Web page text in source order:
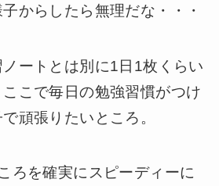
からしたら無理だな・・・
ートとは別に1日1枚くらい
こで毎日の勉強習慣がつけ
頑張りたいところ。
ろを確実にスピーディーに